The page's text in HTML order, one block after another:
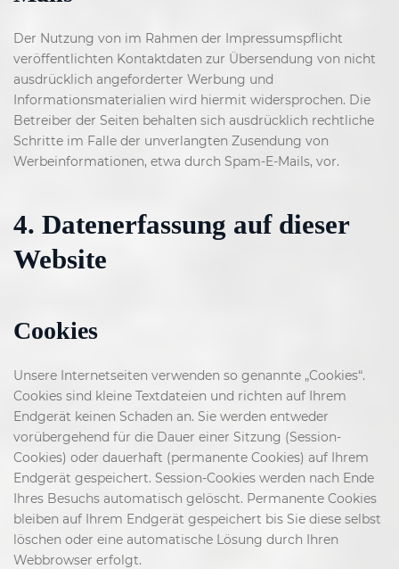
Der Nutzung von im Rahmen der Impressumspflicht
veröffentlichten Kontaktdaten zur Übersendung von nicht
ausdrücklich angeforderter Werbung und
Informationsmaterialien wird hiermit widersprochen. Die
Betreiber der Seiten behalten sich ausdrücklich rechtliche
Schritte im Falle der unverlangten Zusendung von
Werbeinformationen, etwa durch Spam-E-Mails, vor.
4. Datenerfassung auf dieser
Website
Cookies
Unsere Internetseiten verwenden so genannte „Cookies“.
Cookies sind kleine Textdateien und richten auf Ihrem
Endgerät keinen Schaden an. Sie werden entweder
vorübergehend für die Dauer einer Sitzung (Session-
Cookies) oder dauerhaft (permanente Cookies) auf Ihrem
Endgerät gespeichert. Session-Cookies werden nach Ende
Ihres Besuchs automatisch gelöscht. Permanente Cookies
bleiben auf Ihrem Endgerät gespeichert bis Sie diese selbst
löschen oder eine automatische Lösung durch Ihren
Webbrowser erfolgt.